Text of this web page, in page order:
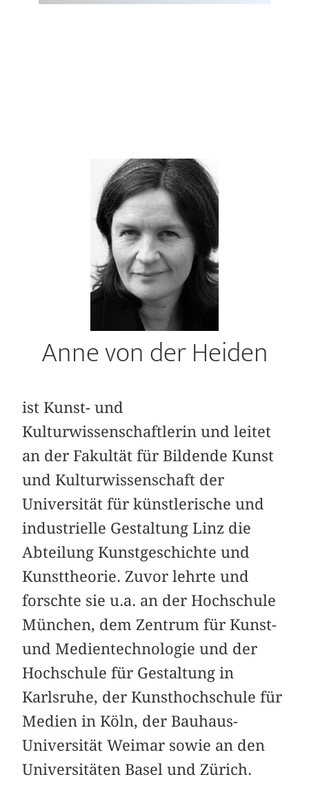
Anne von der Heiden
ist Kunst- und
Kulturwissenschaftlerin und leitet
an der Fakultät für Bildende Kunst
und Kulturwissenschaft der
Universität für künstlerische und
industrielle Gestaltung Linz die
Abteilung Kunstgeschichte und
Kunsttheorie. Zuvor lehrte und
forschte sie u.a. an der Hochschule
München, dem Zentrum für Kunst-
und Medientechnologie und der
Hochschule für Gestaltung in
Karlsruhe, der Kunsthochschule für
Medien in Köln, der Bauhaus-
Universität Weimar sowie an den
Universitäten Basel und Zürich.